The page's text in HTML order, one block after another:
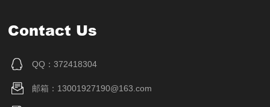
Contact Us
QQ：372418304
邮箱：13001927190@163.com